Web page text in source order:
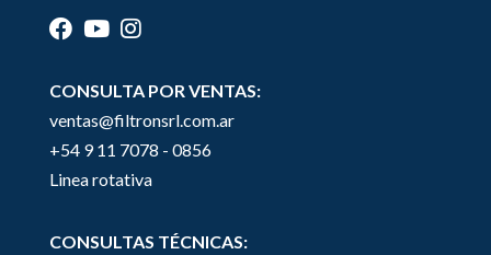
CONSULTA POR VENTAS:
ventas@filtronsrl.com.ar
+54 9 11 7078 - 0856
Linea rotativa
CONSULTAS TÉCNICAS: